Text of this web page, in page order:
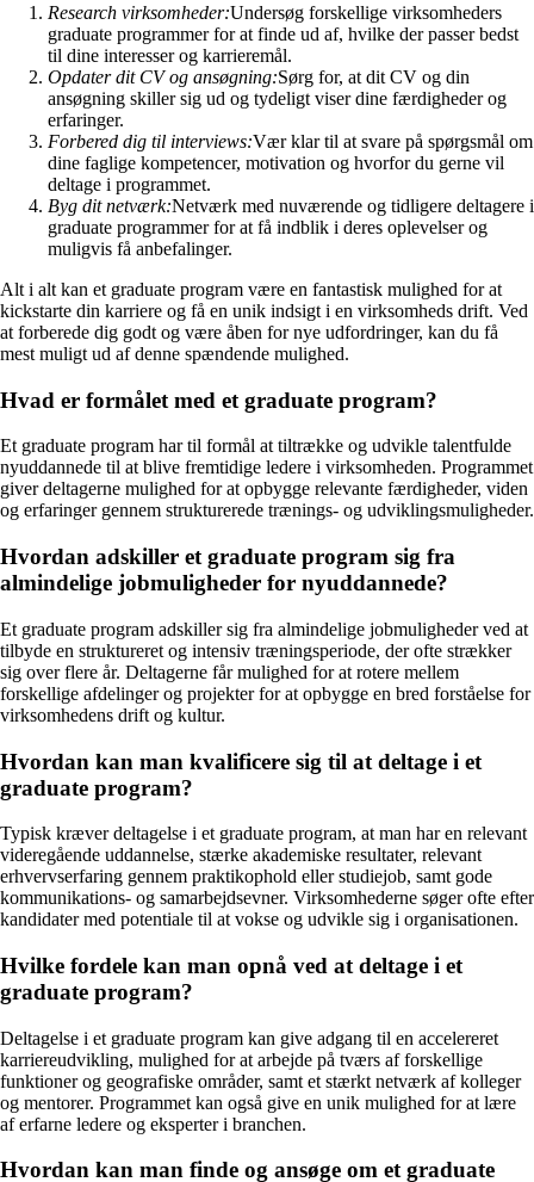
Research virksomheder:Undersøg forskellige virksomheders
graduate programmer for at finde ud af, hvilke der passer bedst
til dine interesser og karrieremål.
Opdater dit CV og ansøgning:Sørg for, at dit CV og din
ansøgning skiller sig ud og tydeligt viser dine færdigheder og
erfaringer.
Forbered dig til interviews:Vær klar til at svare på spørgsmål om
dine faglige kompetencer, motivation og hvorfor du gerne vil
deltage i programmet.
Byg dit netværk:Netværk med nuværende og tidligere deltagere i
graduate programmer for at få indblik i deres oplevelser og
muligvis få anbefalinger.
Alt i alt kan et graduate program være en fantastisk mulighed for at
kickstarte din karriere og få en unik indsigt i en virksomheds drift. Ved
at forberede dig godt og være åben for nye udfordringer, kan du få
mest muligt ud af denne spændende mulighed.
Hvad er formålet med et graduate program?
Et graduate program har til formål at tiltrække og udvikle talentfulde
nyuddannede til at blive fremtidige ledere i virksomheden. Programmet
giver deltagerne mulighed for at opbygge relevante færdigheder, viden
og erfaringer gennem strukturerede trænings- og udviklingsmuligheder.
Hvordan adskiller et graduate program sig fra
almindelige jobmuligheder for nyuddannede?
Et graduate program adskiller sig fra almindelige jobmuligheder ved at
tilbyde en struktureret og intensiv træningsperiode, der ofte strækker
sig over flere år. Deltagerne får mulighed for at rotere mellem
forskellige afdelinger og projekter for at opbygge en bred forståelse for
virksomhedens drift og kultur.
Hvordan kan man kvalificere sig til at deltage i et
graduate program?
Typisk kræver deltagelse i et graduate program, at man har en relevant
videregående uddannelse, stærke akademiske resultater, relevant
erhvervserfaring gennem praktikophold eller studiejob, samt gode
kommunikations- og samarbejdsevner. Virksomhederne søger ofte efter
kandidater med potentiale til at vokse og udvikle sig i organisationen.
Hvilke fordele kan man opnå ved at deltage i et
graduate program?
Deltagelse i et graduate program kan give adgang til en accelereret
karriereudvikling, mulighed for at arbejde på tværs af forskellige
funktioner og geografiske områder, samt et stærkt netværk af kolleger
og mentorer. Programmet kan også give en unik mulighed for at lære
af erfarne ledere og eksperter i branchen.
Hvordan kan man finde og ansøge om et graduate